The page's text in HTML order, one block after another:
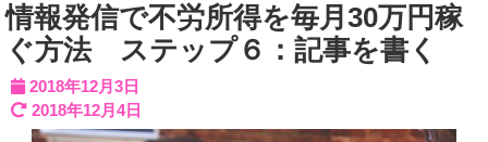
情報発信で不労所得を毎月30万円稼
ぐ方法 ステップ６：記事を書く
2018年12月3日
2018年12月4日